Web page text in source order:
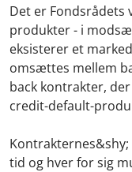
Det er
produkter - i
eksisterer et
omsættes mellem
back kontrakter,
credit-default-
tid og hver for sig